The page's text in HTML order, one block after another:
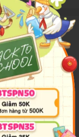
sản phẩm bút
sinh hay dân văn
bật chủ đề muốn
người dùng, màu
trang giấy.